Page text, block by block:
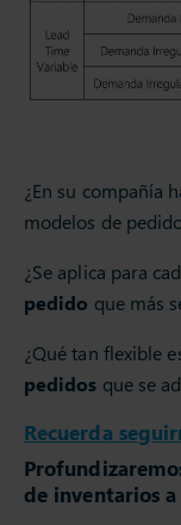
¿En su compañía
modelos de
¿Se aplica para
pedido que más
¿Qué tan flexible
pedidos que se
Recuerda
de inventarios